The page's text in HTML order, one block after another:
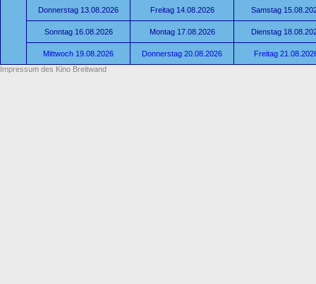
Donnerstag 13.08.2026 Freitag 14.08.2026 Samstag
Sonntag 16.08.2026 Montag 17.08.2026 Dienstag
Mittwoch 19.08.2026 Donnerstag 20.08.2026
Freitag
Impressum des Kino Breitwand